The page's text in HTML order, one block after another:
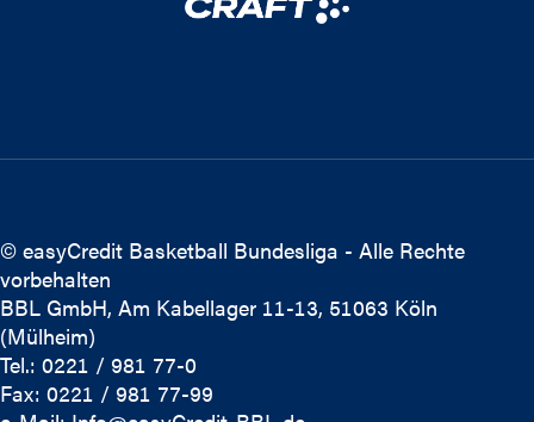
© easyCredit Basketball Bundesliga - Alle Rechte
vorbehalten
BBL GmbH, Am Kabellager 11-13, 51063 Köln
(Mülheim)
Tel.: 0221 / 981 77-0
Fax: 0221 / 981 77-99